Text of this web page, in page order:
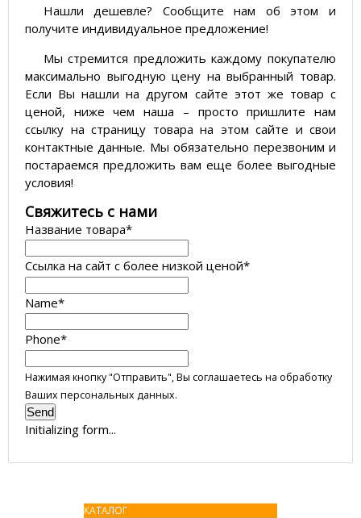
Нашли дешевле? Сообщите нам об этом и
получите индивидуальное предложение!
Мы стремится предложить каждому покупателю
максимально выгодную цену на выбранный товар.
Если Вы нашли на другом сайте этот же товар с
ценой, ниже чем наша – просто пришлите нам
ссылку на страницу товара на этом сайте и свои
контактные данные. Мы обязательно перезвоним и
постараемся предложить вам еще более выгодные
условия!
­Свяжитесь с нами
Название товара*
Ссылка на сайт с более низкой ценой*
Name*
Phone*
Нажимая кнопку "Отправить", Вы соглашаетесь на обработку
Ваших персональных данных.
Send
Initializing form...
КАТАЛОГ